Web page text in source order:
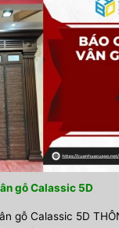
gỗ Calassic 5D
gỗ Calassic 5D